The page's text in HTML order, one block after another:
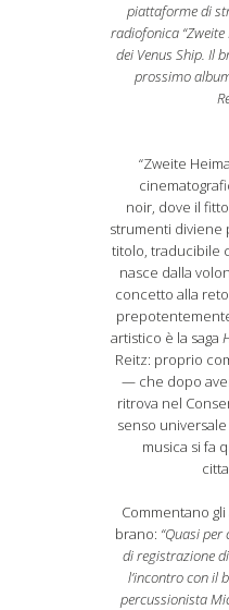
piattaforme di
radiofonica
dei Venus Ship. Il
prossimo
“Zweite
noir, dove il
strumenti diviene
titolo, traducibile
nasce dalla
concetto alla
artistico è la saga
Reitz: proprio
— che dopo
ritrova nel
senso
musica si fa
Commentano
brano: “Quasi
di registrazione
l’incontro con il
percussionista